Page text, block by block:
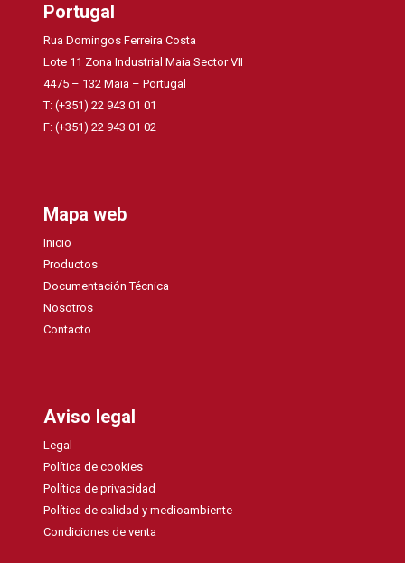
Portugal
Rua Domingos Ferreira Costa
Lote 11 Zona Industrial Maia Sector VII
4475 – 132 Maia – Portugal
T: (+351) 22 943 01 01
F: (+351) 22 943 01 02
Mapa web
Inicio
Productos
Documentación Técnica
Nosotros
Contacto
Aviso legal
Legal
Política de cookies
Política de privacidad
Política de calidad y medioambiente
Condiciones de venta